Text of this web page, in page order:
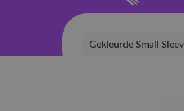
Gekleurde Small